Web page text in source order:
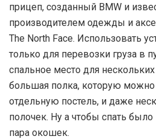
прицеп, созданный BMW и
производителем одежды и
The North Face. Использовать
только для перевозки груза в
спальное место для
большая полка, которую можно
отдельную постель, и даже
полочек. Ну а чтобы спать
пара окошек.